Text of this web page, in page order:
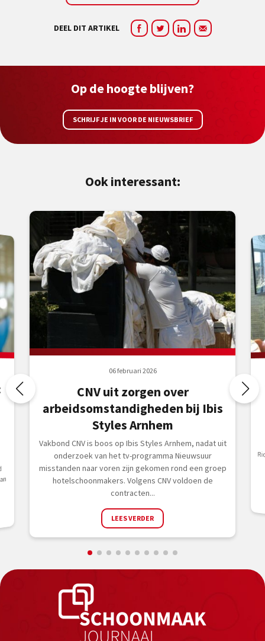
DEEL DIT ARTIKEL
Op de hoogte blijven?
SCHRIJF JE IN VOOR DE NIEUWSBRIEF
Ook interessant:
06 februari 2026
CNV uit zorgen over
arbeidsomstandigheden bij Ibis
Styles Arnhem
Vakbond CNV is boos op Ibis Styles Arnhem, nadat uit
onderzoek van het tv-programma Nieuwsuur
misstanden naar voren zijn gekomen rond een groep
hotelschoonmakers. Volgens CNV voldoen de
contracten...
LEES VERDER